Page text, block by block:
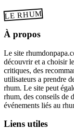
LE RHUM
À propos
Le site
découvrir et a choisir
critiques, des
utilisateurs a prendre
rhum. Le site peut
rhum, des conseils de
événements liés au
Liens utiles